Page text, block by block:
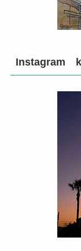
Instagram